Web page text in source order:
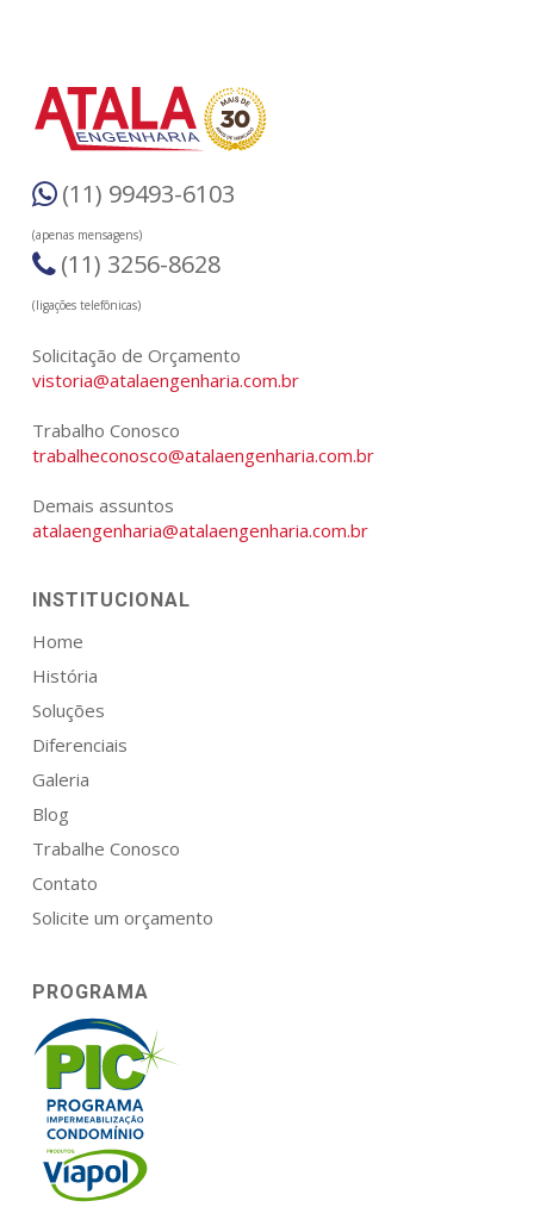
(11) 99493-6103
(apenas mensagens)
(11) 3256-8628
(ligações telefônicas)
Solicitação de Orçamento
vistoria@atalaengenharia.com.br
Trabalho Conosco
trabalheconosco@atalaengenharia.com.br
Demais assuntos
atalaengenharia@atalaengenharia.com.br
INSTITUCIONAL
Home
História
Soluções
Diferenciais
Galeria
Blog
Trabalhe Conosco
Contato
Solicite um orçamento
PROGRAMA